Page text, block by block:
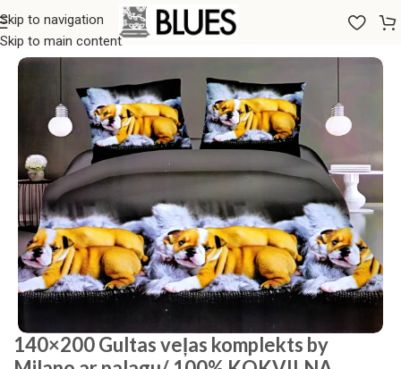
Skip to navigation
Skip to main content
Sākums/Gultas veļa/Milano Zone
140×200 Gultas veļas komplekts by